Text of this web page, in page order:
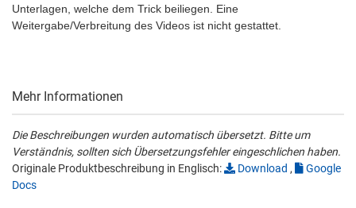
Unterlagen, welche dem Trick beiliegen. Eine
Weitergabe/Verbreitung des Videos ist nicht gestattet.
Mehr Informationen
Die Beschreibungen wurden automatisch übersetzt. Bitte um
Verständnis, sollten sich Übersetzungsfehler eingeschlichen haben.
Originale Produktbeschreibung in Englisch:
Download ,
Google
Docs